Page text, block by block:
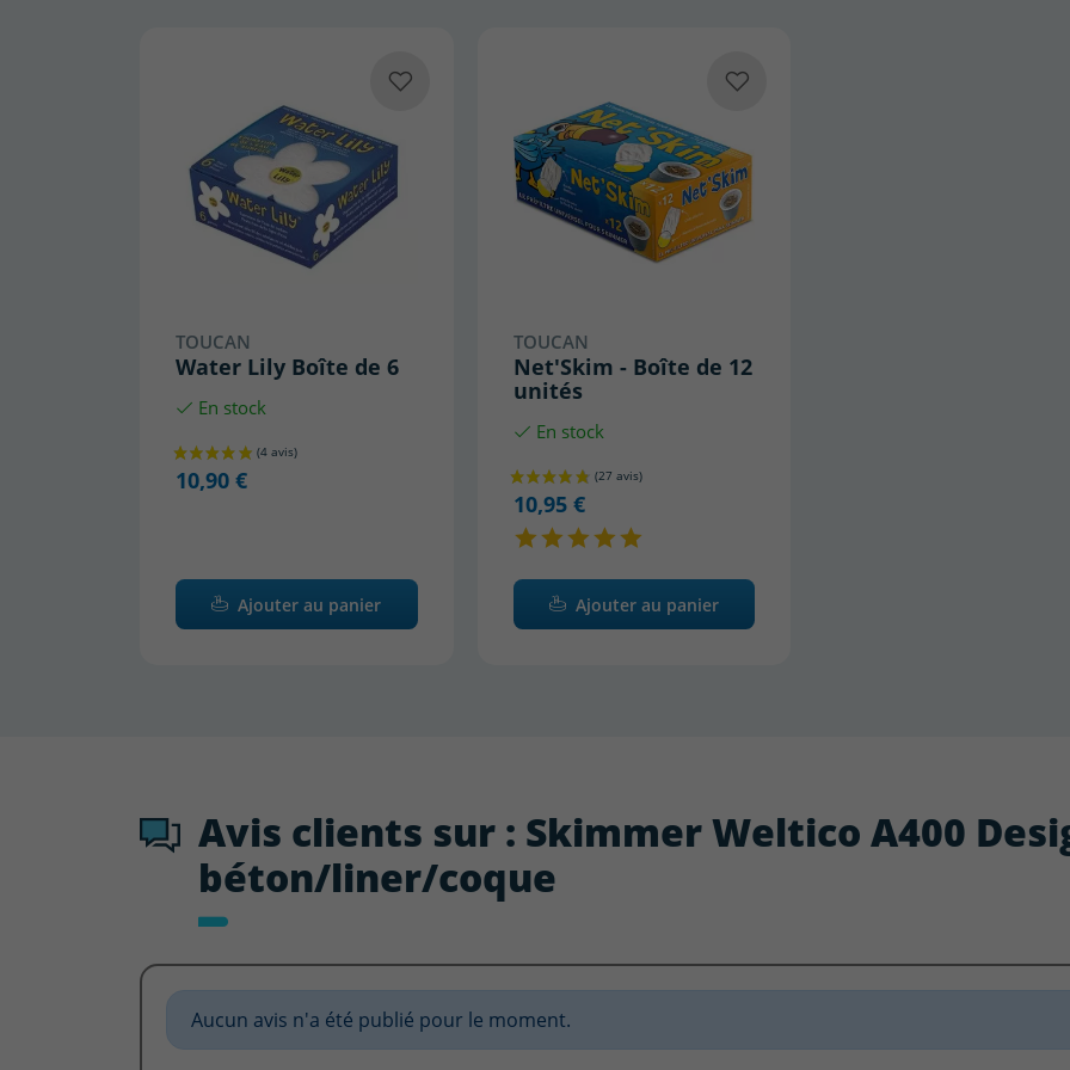
TOUCAN
Water Lily Boîte de 6
En stock
10,90 €
Ajouter au panier
TOUCAN
Net'Skim - Boîte de 12
unités
En stock
10,95 €
Ajouter au panier
Avis clients sur : Skimmer Weltico A400
béton/liner/coque
Aucun avis n'a été publié pour le moment.